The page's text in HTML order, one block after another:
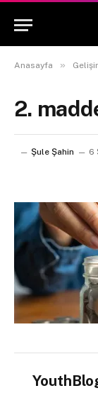
Anasayfa »
2.
Şule Şahin 6